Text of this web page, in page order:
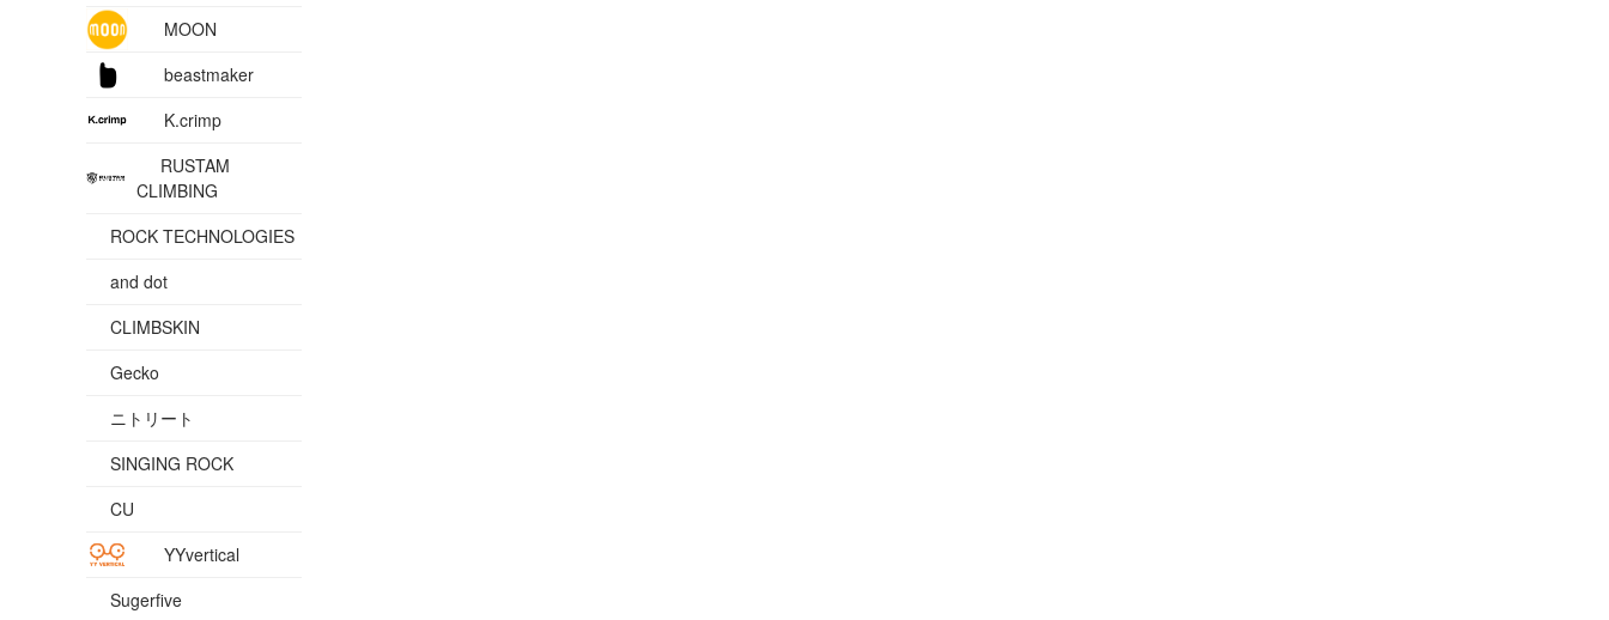
MOON
beastmaker
K.crimp
RUSTAM
CLIMBING
ROCK TECHNOLOGIES
and dot
CLIMBSKIN
Gecko
ニトリート
SINGING ROCK
CU
YYvertical
Sugerfive